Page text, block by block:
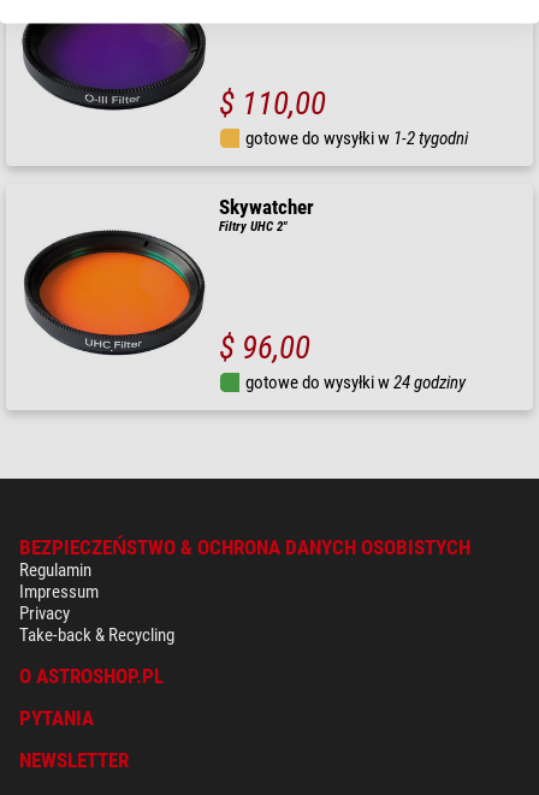
$ 110,00
gotowe do wysyłki w 1-2 tygodni
Skywatcher
Filtry UHC 2"
$ 96,00
gotowe do wysyłki w24 godziny
BEZPIECZEŃSTWO & OCHRONA DANYCH OSOBISTYCH
Regulamin
Impressum
Privacy
Take-back & Recycling
O ASTROSHOP.PL
PYTANIA
NEWSLETTER